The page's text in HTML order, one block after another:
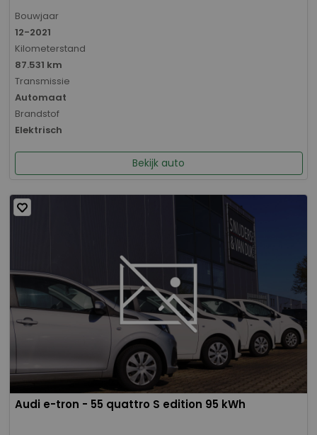
Bouwjaar
12-2021
Kilometerstand
87.531 km
Transmissie
Automaat
Brandstof
Elektrisch
Bekijk auto
Audi e-tron - 55 quattro S edition 95 kWh